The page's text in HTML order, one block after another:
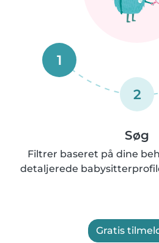
1
2
Søg
Filtrer baseret på dine
detaljerede
Gratis